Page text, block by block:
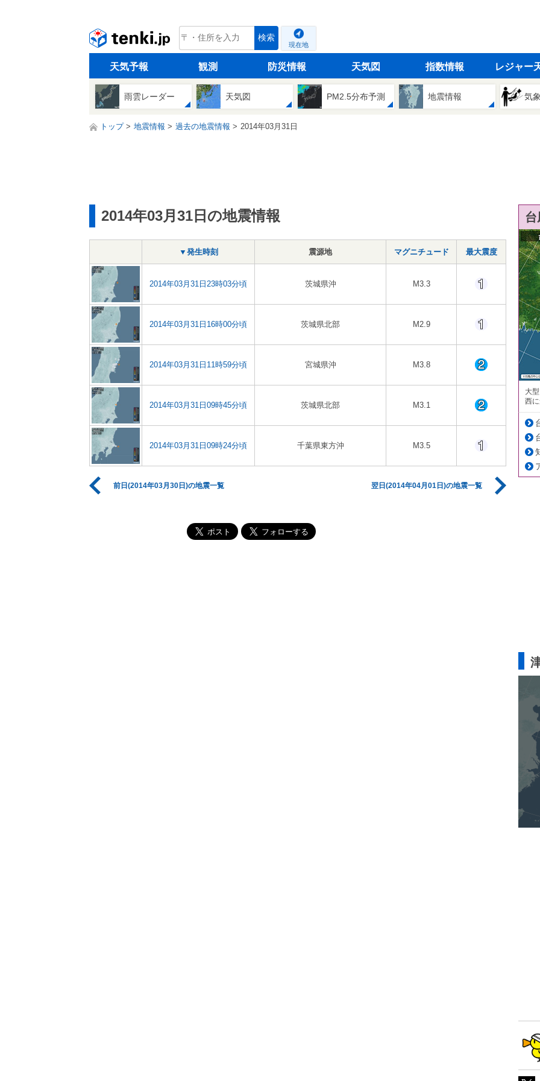
tenki.jp 検索
現在地
天気予報 観測 防災情報 天気図 指数情報 レジャー
雨雲レーダー 天気図 PM2.5分布予測 地震情報 気
トップ 地震情報 過去の地震情報 2014年03月31日
2014年03月31日の地震情報
▼発生時刻 震源地 マグニチュード 最大震度
2014年03月31日23時03分頃 茨城県沖 M3.3
2014年03月31日16時00分頃 茨城県北部 M2.9
2014年03月31日11時59分頃 宮城県沖 M3.8
2014年03月31日09時45分頃 茨城県北部 M3.1
2014年03月31日09時24分頃 千葉県東方沖 M3.5
前日(2014年03月30日)の地震一覧 翌日(2014年04月01日)の地震一覧
大
西